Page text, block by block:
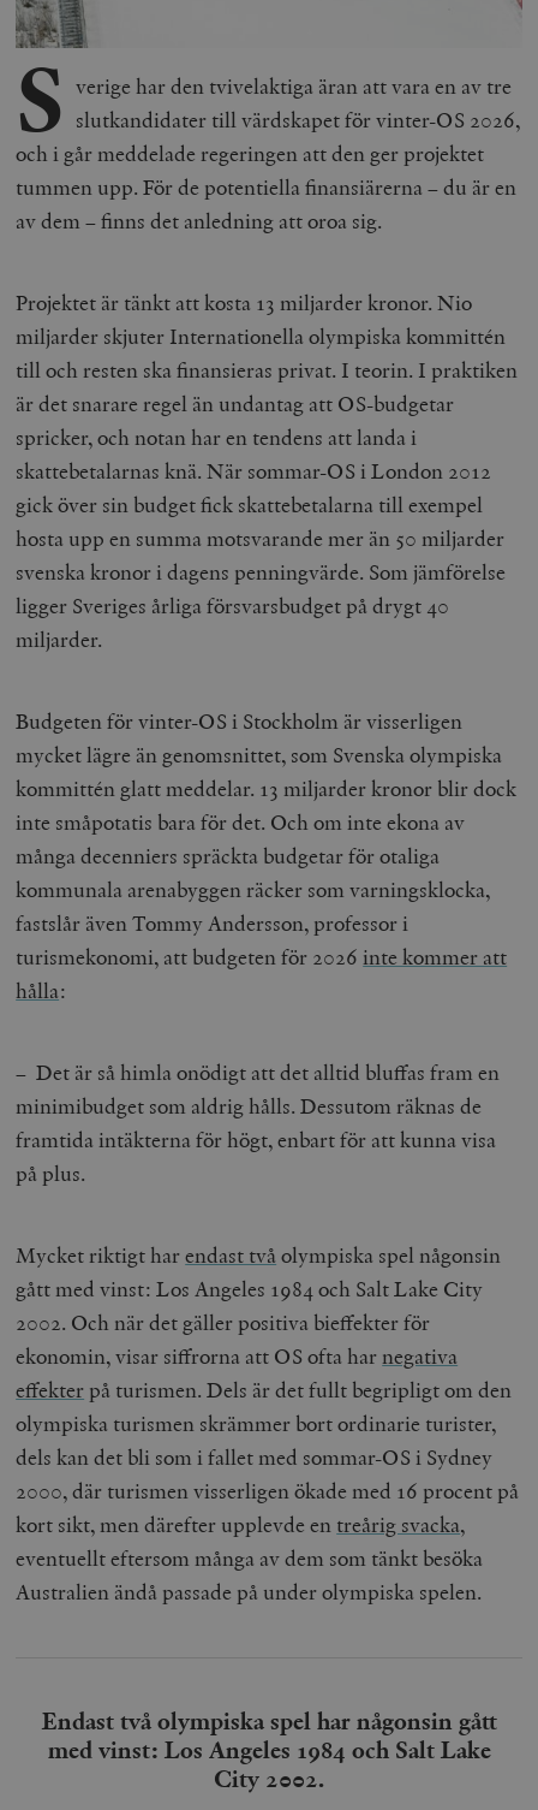
S verige har den tvivelaktiga äran att vara en av tre
slutkandidater till värdskapet för vinter-OS 2026,
och i går meddelade regeringen att den ger projektet
tummen upp. För de potentiella finansiärerna – du är en
av dem – finns det anledning att oroa sig.
Projektet är tänkt att kosta 13 miljarder kronor. Nio
miljarder skjuter Internationella olympiska kommittén
till och resten ska finansieras privat. I teorin. I praktiken
är det snarare regel än undantag att OS-budgetar
spricker, och notan har en tendens att landa i
skattebetalarnas knä. När sommar-OS i London 2012
gick över sin budget fick skattebetalarna till exempel
hosta upp en summa motsvarande mer än 50 miljarder
svenska kronor i dagens penningvärde. Som jämförelse
ligger Sveriges årliga försvarsbudget på drygt 40
miljarder.
Budgeten för vinter-OS i Stockholm är visserligen
mycket lägre än genomsnittet, som Svenska olympiska
kommittén glatt meddelar. 13 miljarder kronor blir dock
inte småpotatis bara för det. Och om inte ekona av
många decenniers spräckta budgetar för otaliga
kommunala arenabyggen räcker som varningsklocka,
fastslår även Tommy Andersson, professor i
turismekonomi, att budgeten för 2026inte kommer att
hålla:
– Det är så himla onödigt att det alltid bluffas fram en
minimibudget som aldrig hålls. Dessutom räknas de
framtida intäkterna för högt, enbart för att kunna visa
på plus.
Mycket riktigt harendast två olympiska spel någonsin
gått med vinst: Los Angeles 1984 och Salt Lake City
2002. Och när det gäller positiva bieffekter för
ekonomin, visar siffrorna att OS ofta harnegativa
effekter på turismen. Dels är det fullt begripligt om den
olympiska turismen skrämmer bort ordinarie turister,
dels kan det bli som i fallet med sommar-OS i Sydney
2000, där turismen visserligen ökade med 16 procent på
kort sikt, men därefter upplevde en treårig svacka,
eventuellt eftersom många av dem som tänkt besöka
Australien ändå passade på under olympiska spelen.
Endast två olympiska spel har någonsin gått
med vinst: Los Angeles 1984 och Salt Lake
City 2002.